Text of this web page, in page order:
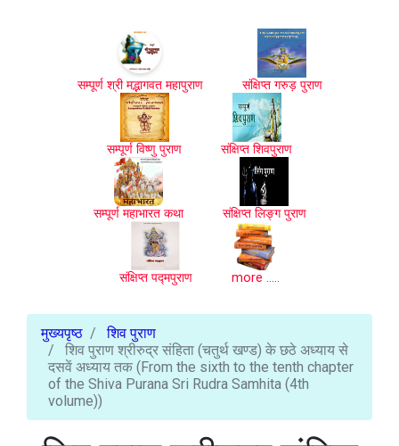
सम्पूर्ण श्री मद्भागवत महापुराण संक्षिप्त गरुड़ पुराण
सम्पूर्ण विष्णु पुराण संक्षिप्त शिवपुराण
सम्पूर्ण महाभारत कथा संक्षिप्त लिङ्ग पुराण
संक्षिप्त पद्मपुराण more .....
मुख्यपृष्ठ
शिव पुराण
शिव पुराण श्रीरुद्र संहिता (चतुर्थ खण्ड) के छठे अध्याय से
दसवें अध्याय तक (From the sixth to the tenth chapter
of the Shiva Purana Sri Rudra Samhita (4th
volume))